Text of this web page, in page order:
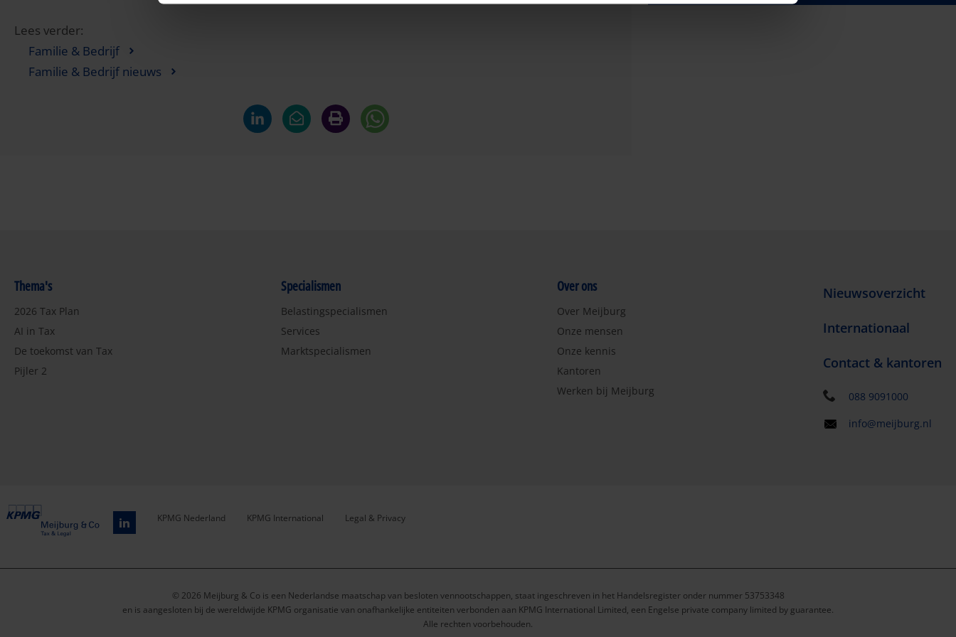
Lees verder:
Familie & Bedrijf
Familie & Bedrijf nieuws
Thema's
2026 Tax Plan
AI in Tax
De toekomst van Tax
Pijler 2
Specialismen
Belastingspecialismen
Services
Marktspecialismen
Over ons
Over Meijburg
Onze mensen
Onze kennis
Kantoren
Werken bij Meijburg
Nieuwsoverzicht
Internationaal
Contact & kantoren
088 9091000
info@meijburg.nl
menu
KPMG Nederland KPMG International Legal & Privacy
© 2026 Meijburg & Co is een Nederlandse maatschap van besloten vennootschappen, staat ingeschreven in het Handelsregister onder nummer 53753348
en is aangesloten bij de wereldwijde KPMG organisatie van onafhankelijke entiteiten verbonden aan KPMG International Limited, een Engelse private company limited by guarantee.
Alle rechten voorbehouden.